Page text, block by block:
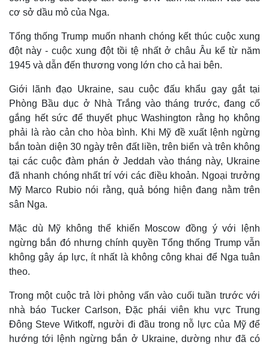
cơ sở dầu mỏ của Nga.
Tổng thống Trump muốn nhanh chóng kết thúc cuộc xung
đột này - cuộc xung đột tồi tệ nhất ở châu Âu kể từ năm
1945 và dẫn đến thương vong lớn cho cả hai bên.
Giới lãnh đạo Ukraine, sau cuộc đấu khẩu gay gắt tại
Phòng Bầu dục ở Nhà Trắng vào tháng trước, đang cố
gắng hết sức để thuyết phục Washington rằng họ không
phải là rào cản cho hòa bình. Khi Mỹ đề xuất lệnh ngừng
bắn toàn diện 30 ngày trên đất liền, trên biển và trên không
tại các cuộc đàm phán ở Jeddah vào tháng này, Ukraine
đã nhanh chóng nhất trí với các điều khoản. Ngoại trưởng
Mỹ Marco Rubio nói rằng, quả bóng hiện đang nằm trên
sân Nga.
Mặc dù Mỹ không thể khiến Moscow đồng ý với lệnh
ngừng bắn đó nhưng chính quyền Tổng thống Trump vẫn
không gây áp lực, ít nhất là không công khai để Nga tuân
theo.
Trong một cuộc trả lời phỏng vấn vào cuối tuần trước với
nhà báo Tucker Carlson, Đặc phái viên khu vực Trung
Đông Steve Witkoff, người đi đầu trong nỗ lực của Mỹ để
hướng tới lệnh ngừng bắn ở Ukraine, dường như đã có